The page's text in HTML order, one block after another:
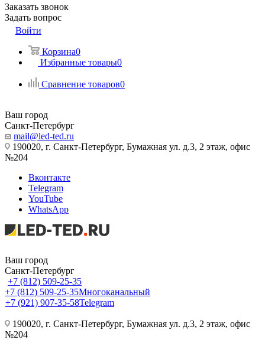
Заказать звонок
Задать вопрос
Войти
Корзина0
Избранные товары0
Сравнение товаров0
Ваш город
Санкт-Петербург
mail@led-ted.ru
190020, г. Санкт-Петербург, Бумажная ул. д.3, 2 этаж, офис
№204
Вконтакте
Telegram
YouTube
WhatsApp
Ваш город
Санкт-Петербург
+7 (812) 509-25-35
+7 (812) 509-25-35Многоканальный
+7 (921) 907-35-58Telegram
190020, г. Санкт-Петербург, Бумажная ул. д.3, 2 этаж, офис
№204